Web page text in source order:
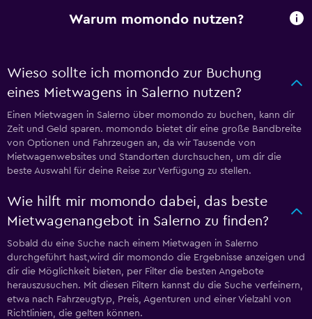
Warum momondo nutzen?
Wieso sollte ich momondo zur Buchung
eines Mietwagens in Salerno nutzen?
Einen Mietwagen in Salerno über momondo zu buchen, kann dir
Zeit und Geld sparen. momondo bietet dir eine große Bandbreite
von Optionen und Fahrzeugen an, da wir Tausende von
Mietwagenwebsites und Standorten durchsuchen, um dir die
beste Auswahl für deine Reise zur Verfügung zu stellen.
Wie hilft mir momondo dabei, das beste
Mietwagenangebot in Salerno zu finden?
Sobald du eine Suche nach einem Mietwagen in Salerno
durchgeführt hast,wird dir momondo die Ergebnisse anzeigen und
dir die Möglichkeit bieten, per Filter die besten Angebote
herauszusuchen. Mit diesen Filtern kannst du die Suche verfeinern,
etwa nach Fahrzeugtyp, Preis, Agenturen und einer Vielzahl von
Richtlinien, die gelten können.